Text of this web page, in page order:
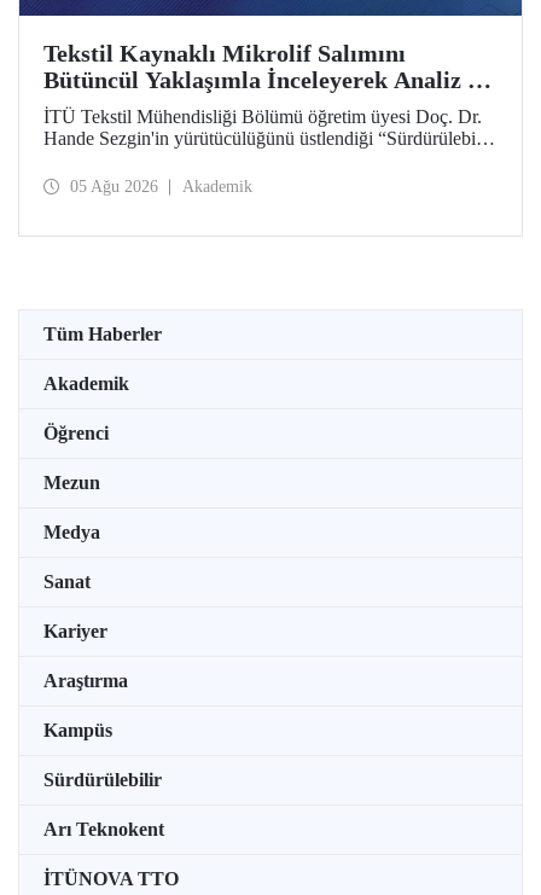
Tekstil Kaynaklı Mikrolif Salımını
Bütüncül Yaklaşımla İnceleyerek Analiz ve
Azaltım Stratejileri Geliştirecek Projeye
TÜBİTAK Desteği
İTÜ Tekstil Mühendisliği Bölümü öğretim üyesi Doç. Dr.
Hande Sezgin'in yürütücülüğünü üstlendiği “Sürdürülebilir
Koşullarına Bağlı Mikrolif Salımı: Aşınma, UV Maruziyeti
05 Ağu 2026 Akademik
Tüm Haberler
Akademik
Öğrenci
Mezun
Medya
Sanat
Kariyer
Araştırma
Kampüs
Sürdürülebilir
Arı Teknokent
İTÜNOVA TTO